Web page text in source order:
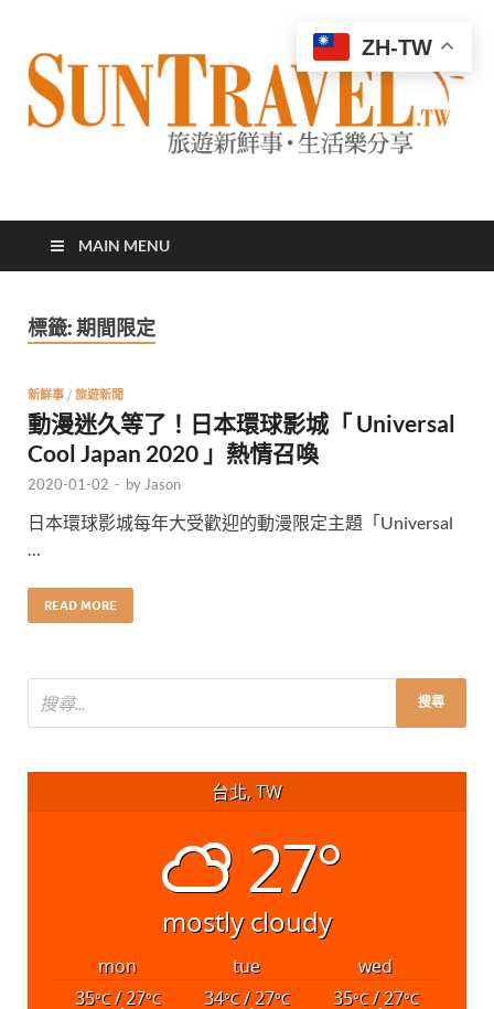
太陽網
MAIN MENU
標籤:期間限定
新鮮事 / 旅遊新聞
動漫迷久等了！日本環球影城「 Universal
Cool Japan 2020 」熱情召喚
2020-01-02 - by Jason
日本環球影城每年大受歡迎的動漫限定主題「Universal
…
READ MORE
台北, TW
27°
mostly cloudy
mon tue
wed
35°C/ 27°C 34°C/ 27°C 35°C/ 27°C
ZH-TW